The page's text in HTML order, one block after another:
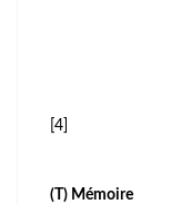
[4]
(T) Mémoire